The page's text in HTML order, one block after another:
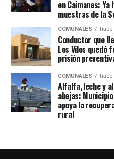
en Caimanes:
muestras de la
COMUNALES hace
Conductor que
Los Vilos quedó
prisión
COMUNALES hace
Alfalfa, leche y
abejas:
apoya la
rural